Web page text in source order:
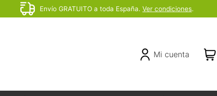
Before
Envío GRATUITO a toda España. Ver condiciones.
Header
RightMi cuenta